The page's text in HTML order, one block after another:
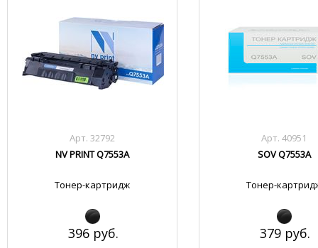
Арт. 32792
NV PRINT Q7553A
Тонер-картридж
396 руб.
Арт. 40951
SOV Q7553A
Тонер-
379 руб.